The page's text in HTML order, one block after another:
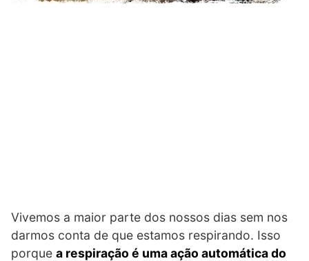
Vivemos a maior parte dos nossos dias sem nos
darmos conta de que estamos respirando. Isso
porque a respiração é uma ação automática do